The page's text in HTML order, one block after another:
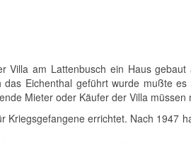
Villa am Lattenbusch ein Haus
das Eichenthal geführt wurde mußte
Mieter oder Käufer der Villa müssen
Kriegsgefangene errichtet. Nach